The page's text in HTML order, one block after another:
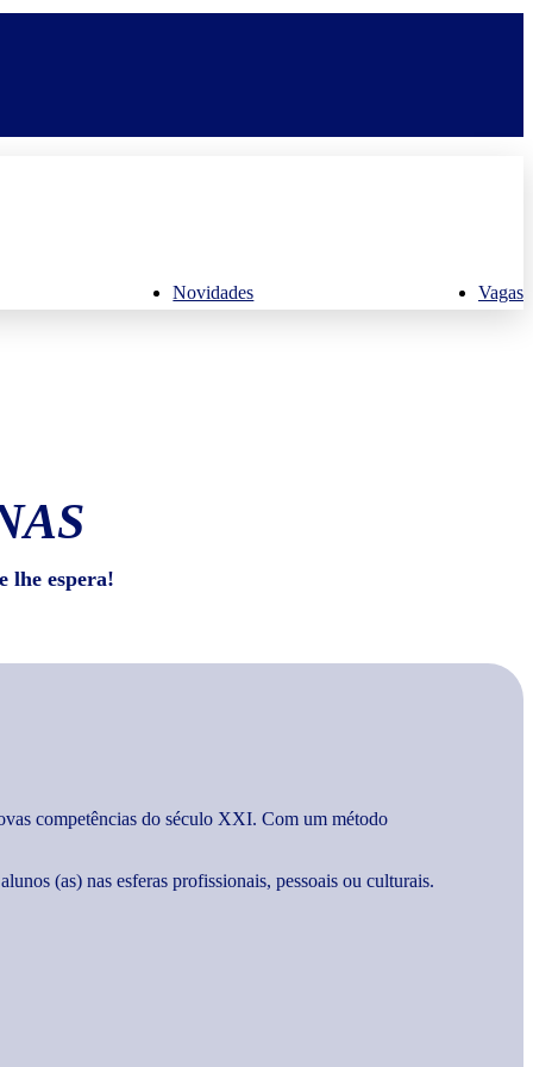
Novidades Vagas
lhe espera!
competências do século XXI. Com um método
(as) nas esferas profissionais, pessoais ou culturais.